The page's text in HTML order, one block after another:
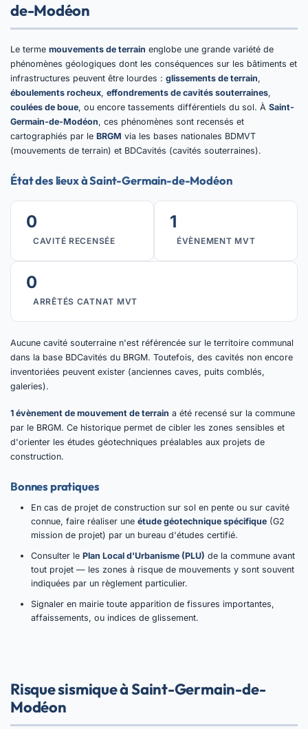
de-Modéon
Le terme mouvements de terrain englobe une grande variété de
phénomènes géologiques dont les conséquences sur les bâtiments et
infrastructures peuvent être lourdes : glissements de terrain,
éboulements rocheux, effondrements de cavités souterraines,
coulées de boue, ou encore tassements différentiels du sol. À Saint-
Germain-de-Modéon, ces phénomènes sont recensés et
cartographiés par le BRGM via les bases nationales BDMVT
(mouvements de terrain) et BDCavités (cavités souterraines).
État des lieux à Saint-Germain-de-Modéon
0
CAVITÉ RECENSÉE
1
ÉVÈNEMENT MVT
0
ARRÊTÉS CATNAT MVT
Aucune cavité souterraine n'est référencée sur le territoire communal
dans la base BDCavités du BRGM. Toutefois, des cavités non encore
inventoriées peuvent exister (anciennes caves, puits comblés,
galeries).
1 évènement de mouvement de terrain a été recensé sur la commune
par le BRGM. Ce historique permet de cibler les zones sensibles et
d'orienter les études géotechniques préalables aux projets de
construction.
Bonnes pratiques
En cas de projet de construction sur sol en pente ou sur cavité
connue, faire réaliser une étude géotechnique spécifique (G2
mission de projet) par un bureau d'études certifié.
Consulter le Plan Local d'Urbanisme (PLU) de la commune avant
tout projet — les zones à risque de mouvements y sont souvent
indiquées par un règlement particulier.
Signaler en mairie toute apparition de fissures importantes,
affaissements, ou indices de glissement.
Risque sismique à Saint-Germain-de-
Modéon